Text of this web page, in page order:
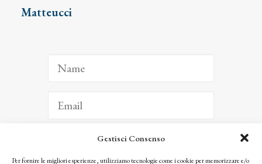
Gestisci Consenso
Per fornire le migliori esperienze, utilizziamo tecnologie come i cookie per memorizzare e/o
Matteucci
ISCRIVITI